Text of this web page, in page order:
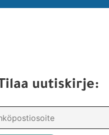
Tilaa uutiskirje: